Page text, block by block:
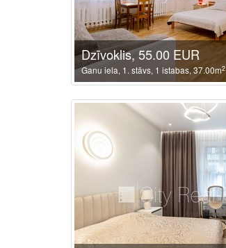
Dzīvoklis, 55.00 EUR
Ganu iela, 1. stāvs, 1 istabas, 37.00m2